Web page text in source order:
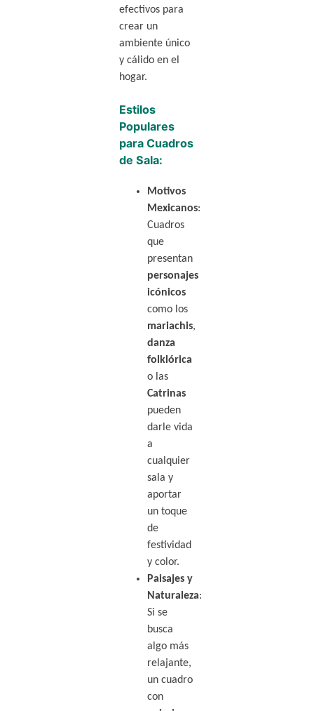
efectivos para
crear un
ambiente único
y cálido en el
hogar.
Estilos
Populares
para Cuadros
de Sala:
Motivos
Mexicanos:
Cuadros
que
presentan
personajes
icónicos
como los
mariachis,
danza
folklórica
o las
Catrinas
pueden
darle vida
a
cualquier
sala y
aportar
un toque
de
festividad
y color.
Paisajes y
Naturaleza:
Si se
busca
algo más
relajante,
un cuadro
con